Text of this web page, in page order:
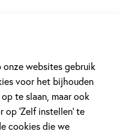
onze websites gebruik
voor het bijhouden
te slaan, maar ook
‘Zelf instellen’ te
cookies die we
met
privé of
een must
Doef, auteur en